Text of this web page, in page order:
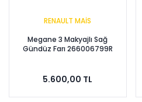
RENAULT MAİS
Megane 3 Makyajlı Sağ
Gündüz Farı 266006799R
5.600,00 TL